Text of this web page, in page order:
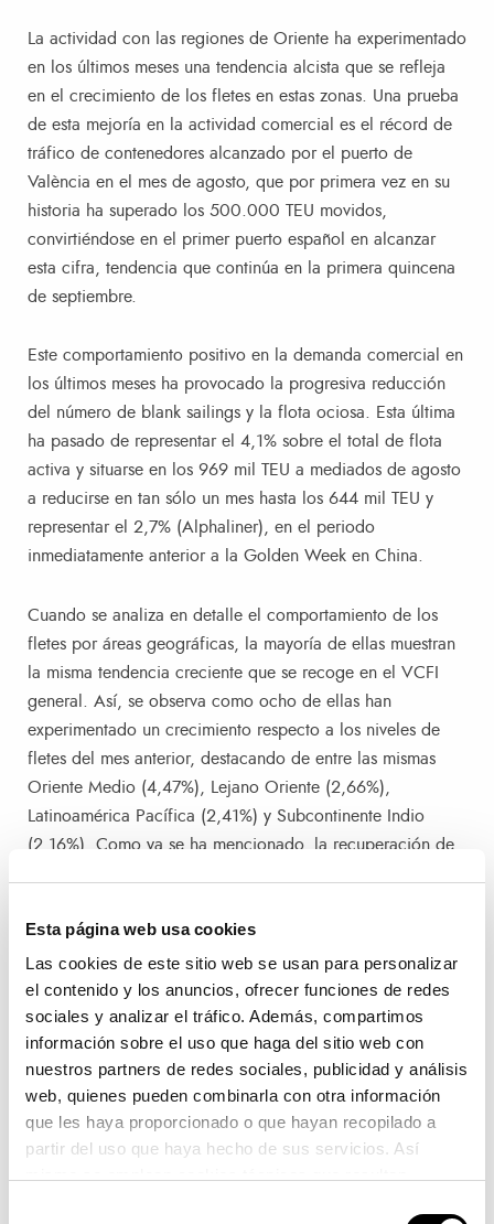
Esta página web usa cookies
Las cookies de este sitio web se usan para personalizar
el contenido y los anuncios, ofrecer funciones de redes
sociales y analizar el tráfico. Además, compartimos
información sobre el uso que haga del sitio web con
nuestros partners de redes sociales, publicidad y análisis
web, quienes pueden combinarla con otra información
que les haya proporcionado o que hayan recopilado a
partir del uso que haya hecho de sus servicios. Así
La actividad con las regiones de Oriente ha experimentado
en los últimos meses una tendencia alcista que se refleja
en el crecimiento de los fletes en estas zonas. Una prueba
de esta mejoría en la actividad comercial es el récord de
tráfico de contenedores alcanzado por el puerto de
València en el mes de agosto, que por primera vez en su
historia ha superado los 500.000 TEU movidos,
convirtiéndose en el primer puerto español en alcanzar
esta cifra, tendencia que continúa en la primera quincena
de septiembre.
Este comportamiento positivo en la demanda comercial en
los últimos meses ha provocado la progresiva reducción
del número de blank sailings y la flota ociosa. Esta última
ha pasado de representar el 4,1% sobre el total de flota
activa y situarse en los 969 mil TEU a mediados de agosto
a reducirse en tan sólo un mes hasta los 644 mil TEU y
representar el 2,7% (Alphaliner), en el periodo
inmediatamente anterior a la Golden Week en China.
Cuando se analiza en detalle el comportamiento de los
fletes por áreas geográficas, la mayoría de ellas muestran
la misma tendencia creciente que se recoge en el VCFI
general. Así, se observa como ocho de ellas han
experimentado un crecimiento respecto a los niveles de
fletes del mes anterior, destacando de entre las mismas
Oriente Medio (4,47%), Lejano Oriente (2,66%),
Latinoamérica Pacífica (2,41%) y Subcontinente Indio
(2,16%). Como ya se ha mencionado, la recuperación de
áreas señaladas han experimentado un fuerte crecimiento.
Así, la tendencia creciente desde junio con la mayoría de
ellas y las limitaciones de espacio en los buques han
terminado por influir sobre los fletes.
VCFI Mediterráneo Occidental
En lo que respecta al Mediterráneo Occidental, está es la
única área donde los fletes han sufrido una disminución